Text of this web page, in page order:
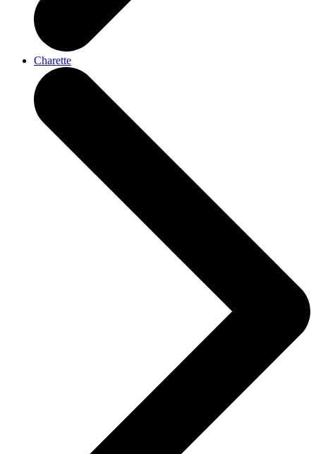
Charette